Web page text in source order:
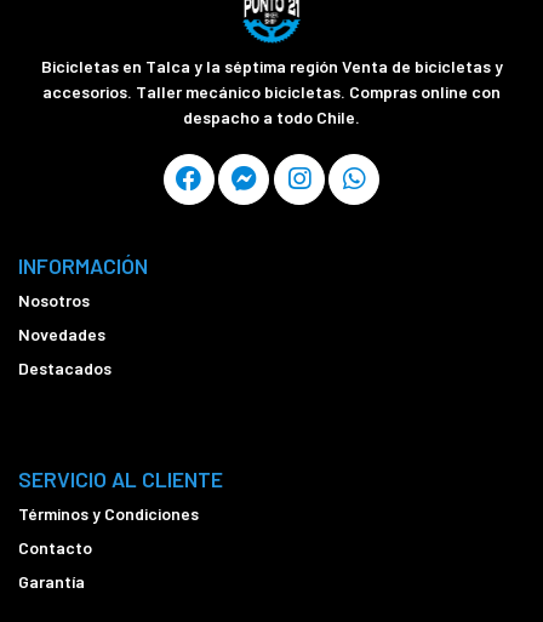
Bicicletas en Talca y la séptima región Venta de bicicletas y
accesorios. Taller mecánico bicicletas. Compras online con
despacho a todo Chile.
INFORMACIÓN
Nosotros
Novedades
Destacados
SERVICIO AL CLIENTE
Términos y Condiciones
Contacto
Garantía